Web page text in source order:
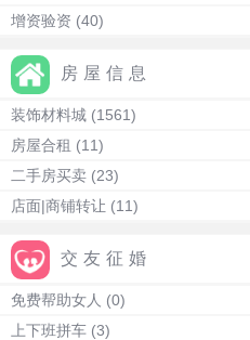
增资验资 (40)
房屋信息
装饰材料城 (1561)
房屋合租 (11)
二手房买卖 (23)
店面|商铺转让 (11)
交友征婚
免费帮助女人 (0)
上下班拼车 (3)